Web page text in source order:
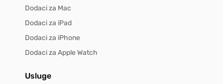
Dodaci za Mac
Dodaci za iPad
Dodaci za iPhone
Dodaci za Apple Watch
Usluge